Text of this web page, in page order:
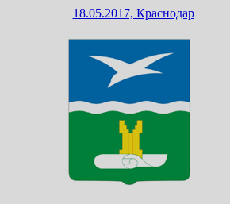
18.05.2017, Краснодар